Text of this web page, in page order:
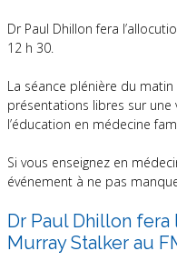
Dr Paul Dhillon fera
12 h 30.
La séance plénière du matin
présentations libres sur une
l’éducation en médecine
Si vous enseignez en
événement à ne pas
Dr Paul Dhillon
Murray Stalker au